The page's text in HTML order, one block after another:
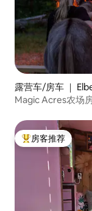
露营车/房车 ｜
Magic Acres农场
热门「房客推荐」
房客推荐